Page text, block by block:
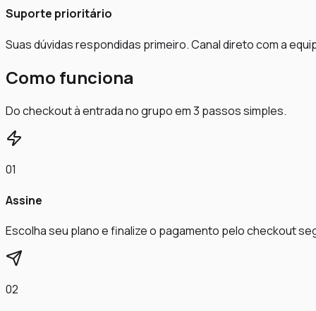
Suporte prioritário
Suas dúvidas respondidas primeiro. Canal direto com a
Como funciona
Do checkout à entrada no grupo em 3 passos simples.
01
Assine
Escolha seu plano e finalize o pagamento pelo checkout
02